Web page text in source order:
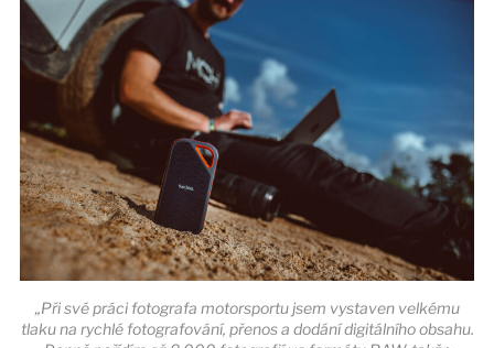
„Při své práci fotografa motorsportu jsem vystaven velkému
tlaku na rychlé fotografování, přenos a dodání digitálního obsahu.